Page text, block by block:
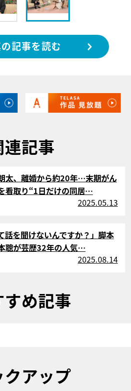
記事を読む
連記事
太、離婚から約20年…末期がん
看取り“1日だけの同居…
2025.05.13
話を聞けないんですか？」脚本
聰が芸歴32年の人気…
2025.08.14
すめ記事
クアップ